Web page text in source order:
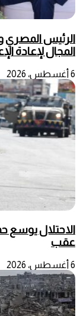
الرئيس المصري
المجال لإعادة
6 أغسطس، 2026
الاحتلال يوسع
عقب
6 أغسطس، 2026